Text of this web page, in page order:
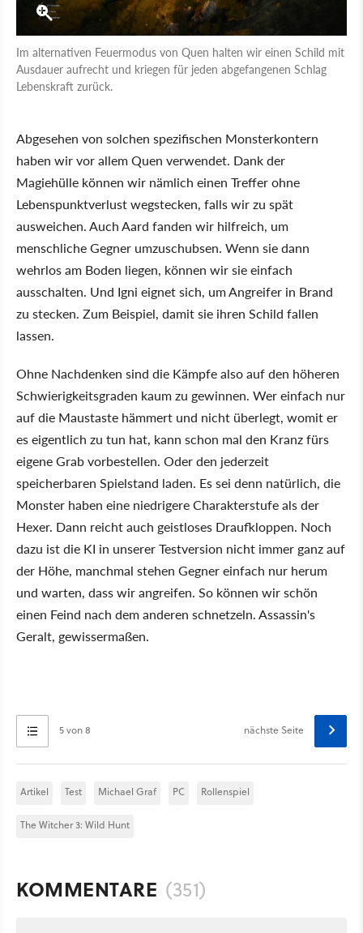
Im alternativen Feuermodus von Quen halten wir einen Schild mit
Ausdauer aufrecht und kriegen für jeden abgefangenen Schlag
Lebenskraft zurück.
Abgesehen von solchen spezifischen Monsterkontern
haben wir vor allem Quen verwendet. Dank der
Magiehülle können wir nämlich einen Treffer ohne
Lebenspunktverlust wegstecken, falls wir zu spät
ausweichen. Auch Aard fanden wir hilfreich, um
menschliche Gegner umzuschubsen. Wenn sie dann
wehrlos am Boden liegen, können wir sie einfach
ausschalten. Und Igni eignet sich, um Angreifer in Brand
zu stecken. Zum Beispiel, damit sie ihren Schild fallen
lassen.
Ohne Nachdenken sind die Kämpfe also auf den höheren
Schwierigkeitsgraden kaum zu gewinnen. Wer einfach nur
auf die Maustaste hämmert und nicht überlegt, womit er
es eigentlich zu tun hat, kann schon mal den Kranz fürs
eigene Grab vorbestellen. Oder den jederzeit
speicherbaren Spielstand laden. Es sei denn natürlich, die
Monster haben eine niedrigere Charakterstufe als der
Hexer. Dann reicht auch geistloses Draufkloppen. Noch
dazu ist die KI in unserer Testversion nicht immer ganz auf
der Höhe, manchmal stehen Gegner einfach nur herum
und warten, dass wir angreifen. So können wir schön
einen Feind nach dem anderen schnetzeln. Assassin's
Geralt, gewissermaßen.
5 von 8 nächste Seite
Artikel Test Michael Graf PC Rollenspiel
The Witcher 3: Wild Hunt
KOMMENTARE (351)